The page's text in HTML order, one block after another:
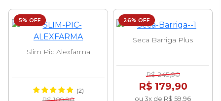
5% OFF
Slim Pic Alexfarma
(2)
26% OFF
Seca Barriga Plus
R$ 245,90
R$ 179,90
ou 3x de R$ 59,96